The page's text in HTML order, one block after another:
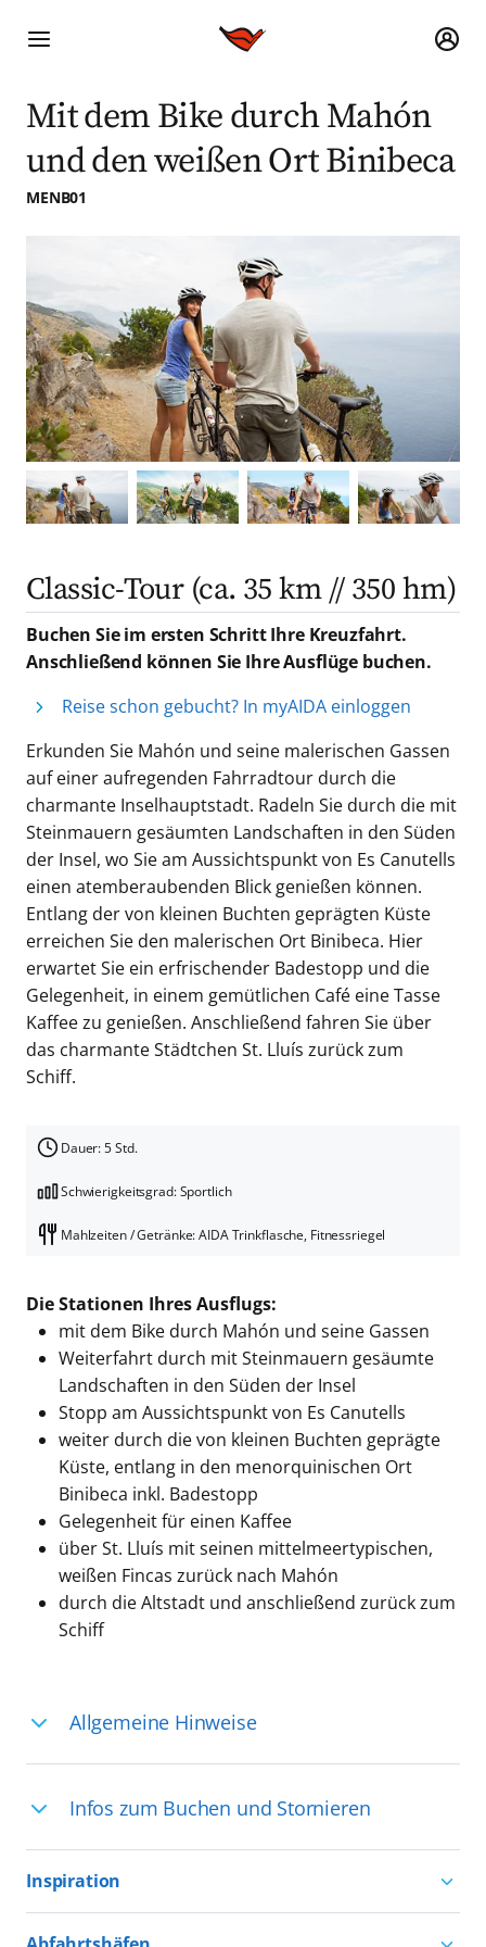
Mit dem Bike durch Mahón
und den weißen Ort Binibeca
MENB01
Classic-Tour (ca. 35 km // 350 hm)
Buchen Sie im ersten Schritt Ihre Kreuzfahrt.
Anschließend können Sie Ihre Ausflüge buchen.
Reise schon gebucht? In myAIDA einloggen
Erkunden Sie Mahón und seine malerischen Gassen
auf einer aufregenden Fahrradtour durch die
charmante Inselhauptstadt. Radeln Sie durch die mit
Steinmauern gesäumten Landschaften in den Süden
der Insel, wo Sie am Aussichtspunkt von Es Canutells
einen atemberaubenden Blick genießen können.
Entlang der von kleinen Buchten geprägten Küste
erreichen Sie den malerischen Ort Binibeca. Hier
erwartet Sie ein erfrischender Badestopp und die
Gelegenheit, in einem gemütlichen Café eine Tasse
Kaffee zu genießen. Anschließend fahren Sie über
das charmante Städtchen St. Lluís zurück zum
Schiff.
Dauer: 5 Std.
Schwierigkeitsgrad: Sportlich
Mahlzeiten / Getränke: AIDA Trinkflasche, Fitnessriegel
Die Stationen Ihres Ausflugs:
mit dem Bike durch Mahón und seine Gassen
Weiterfahrt durch mit Steinmauern gesäumte
Landschaften in den Süden der Insel
Stopp am Aussichtspunkt von Es Canutells
weiter durch die von kleinen Buchten geprägte
Küste, entlang in den menorquinischen Ort
Binibeca inkl. Badestopp
Gelegenheit für einen Kaffee
über St. Lluís mit seinen mittelmeertypischen,
weißen Fincas zurück nach Mahón
durch die Altstadt und anschließend zurück zum
Schiff
Allgemeine Hinweise
Deutschsprachige Reiseleiter:innen sind
in vielen Regionen verfügbar, aber in
einigen Ländern selten, sodass dort
englischsprachige Expert:innen die
Infos zum Buchen und Stornieren
entweder bereits vor der Reise bis kurz
Inspiration
Aktivurlaub mit AIDA